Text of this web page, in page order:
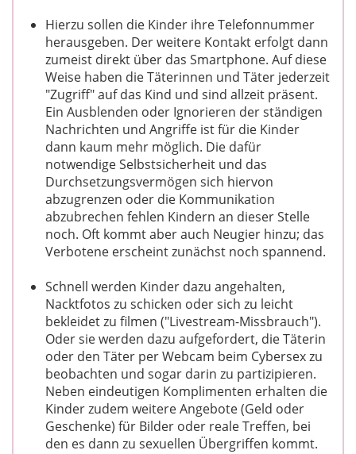
Hierzu sollen die Kinder ihre Telefonnummer
herausgeben. Der weitere Kontakt erfolgt dann
zumeist direkt über das Smartphone. Auf diese
Weise haben die Täterinnen und Täter jederzeit
"Zugriff" auf das Kind und sind allzeit präsent.
Ein Ausblenden oder Ignorieren der ständigen
Nachrichten und Angriffe ist für die Kinder
dann kaum mehr möglich. Die dafür
notwendige Selbstsicherheit und das
Durchsetzungsvermögen sich hiervon
abzugrenzen oder die Kommunikation
abzubrechen fehlen Kindern an dieser Stelle
noch. Oft kommt aber auch Neugier hinzu; das
Verbotene erscheint zunächst noch spannend.
Schnell werden Kinder dazu angehalten,
Nacktfotos zu schicken oder sich zu leicht
bekleidet zu filmen ("Livestream-Missbrauch").
Oder sie werden dazu aufgefordert, die Täterin
oder den Täter per Webcam beim Cybersex zu
beobachten und sogar darin zu partizipieren.
Neben eindeutigen Komplimenten erhalten die
Kinder zudem weitere Angebote (Geld oder
Geschenke) für Bilder oder reale Treffen, bei
den es dann zu sexuellen Übergriffen kommt.